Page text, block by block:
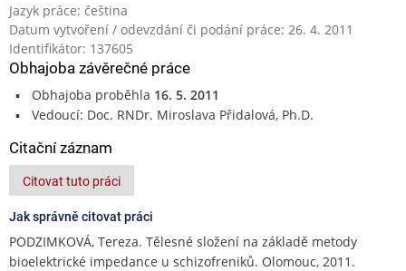
Jazyk práce: čeština
Datum vytvoření / odevzdání či podání práce: 26. 4. 2011
Identifikátor: 137605
Obhajoba závěrečné práce
Obhajoba proběhla 16. 5. 2011
Vedoucí: Doc. RNDr. Miroslava Přidalová, Ph.D.
Citační záznam
Citovat tuto práci
Jak správně citovat práci
PODZIMKOVÁ, Tereza. Tělesné složení na základě metody
bioelektrické impedance u schizofreniků. Olomouc, 2011.